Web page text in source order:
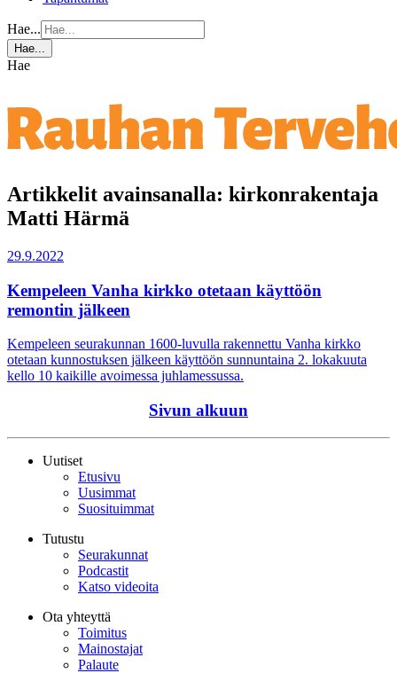
Hae...
Hae...
Hae
Artikkelit avainsanalla: kirkonrakentaja
Matti Härmä
29.9.2022
Kempeleen Vanha kirkko otetaan käyttöön
remontin jälkeen
Kempeleen seurakunnan 1600-luvulla rakennettu Vanha kirkko
otetaan kunnostuksen jälkeen käyttöön sunnuntaina 2. lokakuuta
kello 10 kaikille avoimessa juhlamessussa.
Sivun alkuun
Uutiset
Etusivu
Uusimmat
Suosituimmat
Tutustu
Seurakunnat
Podcastit
Katso videoita
Ota yhteyttä
Toimitus
Mainostajat
Palaute